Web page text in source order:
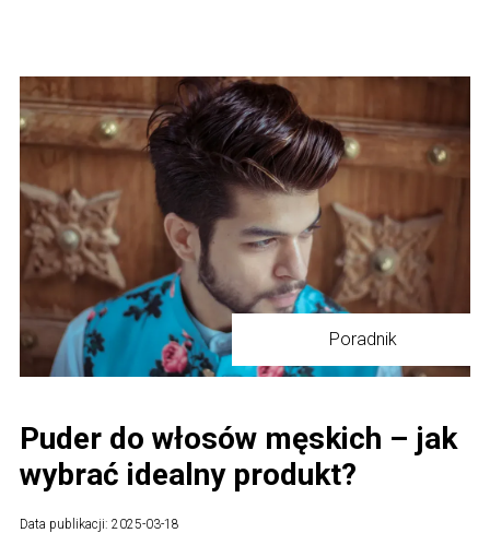
Poradnik
Puder do włosów męskich – jak
wybrać idealny produkt?
Data publikacji: 2025-03-18